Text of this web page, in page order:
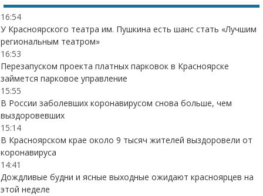
16:54
У Красноярского театра им. Пушкина есть шанс стать «Лучшим
региональным театром»
16:53
Перезапуском проекта платных парковок в Красноярске
займется парковое управление
15:55
В России заболевших коронавирусом снова больше, чем
выздоровевших
15:14
В Красноярском крае около 9 тысяч жителей выздоровели от
коронавируса
14:41
Дождливые будни и ясные выходные ожидают красноярцев на
этой неделе